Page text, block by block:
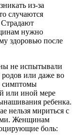
из-за
случаются
Страдают
нужно
здоровью после
не испытывали
родов или даже во
симптомы
или иной мере
ребенка.
нельзя мириться с
Женщинам
боль: